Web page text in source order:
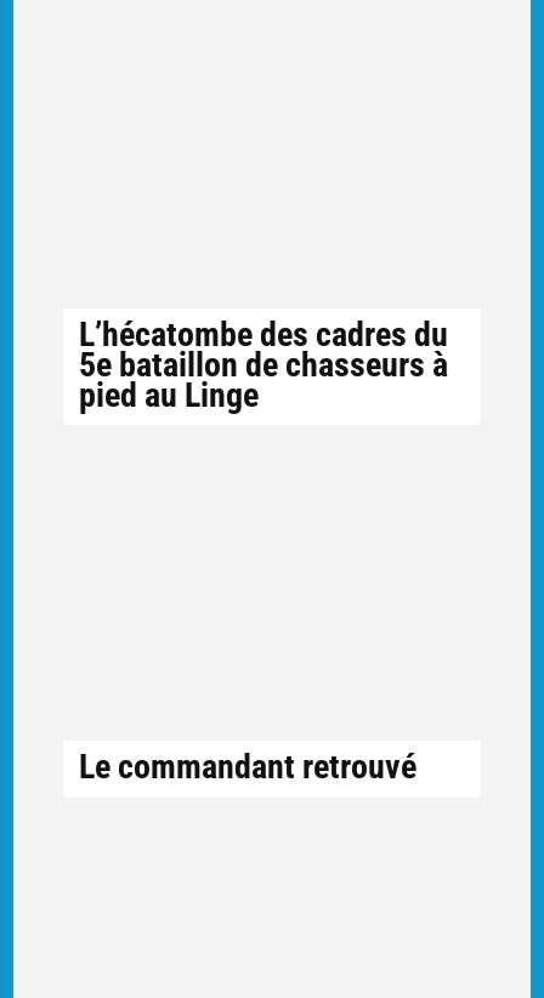
L’hécatombe des cadres du
5e bataillon de chasseurs à
pied au Linge
Le commandant retrouvé